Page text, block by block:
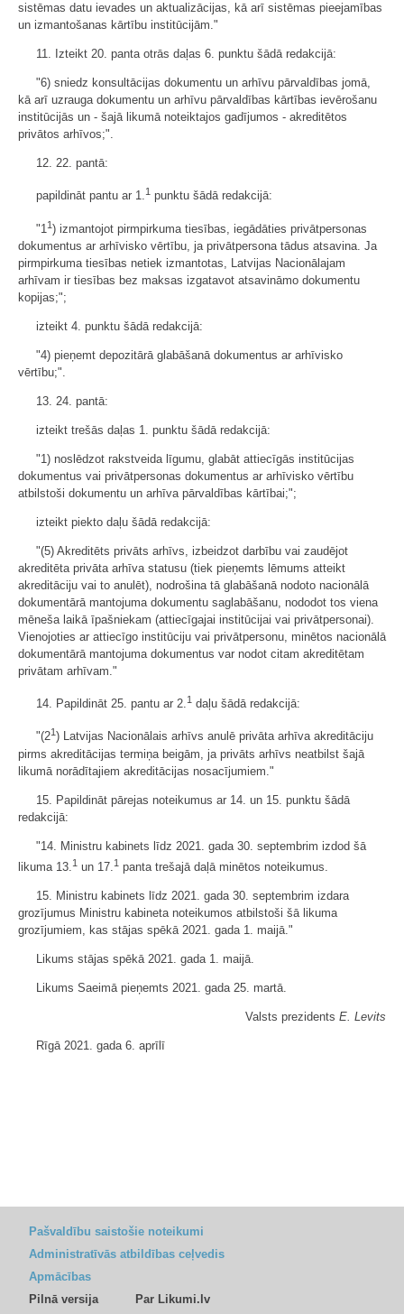
sistēmas datu ievades un aktualizācijas, kā arī sistēmas pieejamības
un izmantošanas kārtību institūcijām."
11. Izteikt 20. panta otrās daļas 6. punktu šādā redakcijā:
"6) sniedz konsultācijas dokumentu un arhīvu pārvaldības jomā,
kā arī uzrauga dokumentu un arhīvu pārvaldības kārtības ievērošanu
institūcijās un - šajā likumā noteiktajos gadījumos - akreditētos
privātos arhīvos;".
12. 22. pantā:
papildināt pantu ar 1.1 punktu šādā redakcijā:
"1 1) izmantojot pirmpirkuma tiesības, iegādāties privātpersonas
dokumentus ar arhīvisko vērtību, ja privātpersona tādus atsavina. Ja
pirmpirkuma tiesības netiek izmantotas, Latvijas Nacionālajam
arhīvam ir tiesības bez maksas izgatavot atsavināmo dokumentu
kopijas;";
izteikt 4. punktu šādā redakcijā:
"4) pieņemt depozitārā glabāšanā dokumentus ar arhīvisko
vērtību;".
13. 24. pantā:
izteikt trešās daļas 1. punktu šādā redakcijā:
"1) noslēdzot rakstveida līgumu, glabāt attiecīgās institūcijas
dokumentus vai privātpersonas dokumentus ar arhīvisko vērtību
atbilstoši dokumentu un arhīva pārvaldības kārtībai;";
izteikt piekto daļu šādā redakcijā:
"(5) Akreditēts privāts arhīvs, izbeidzot darbību vai zaudējot
akreditēta privāta arhīva statusu (tiek pieņemts lēmums atteikt
akreditāciju vai to anulēt), nodrošina tā glabāšanā nodoto nacionālā
dokumentārā mantojuma dokumentu saglabāšanu, nododot tos viena
mēneša laikā īpašniekam (attiecīgajai institūcijai vai privātpersonai).
Vienojoties ar attiecīgo institūciju vai privātpersonu, minētos nacionālā
dokumentārā mantojuma dokumentus var nodot citam akreditētam
privātam arhīvam."
14. Papildināt 25. pantu ar 2.1 daļu šādā redakcijā:
"(21 ) Latvijas Nacionālais arhīvs anulē privāta arhīva akreditāciju
pirms akreditācijas termiņa beigām, ja privāts arhīvs neatbilst šajā
likumā norādītajiem akreditācijas nosacījumiem."
15. Papildināt pārejas noteikumus ar 14. un 15. punktu šādā
redakcijā:
"14. Ministru kabinets līdz 2021. gada 30. septembrim izdod šā
likuma 13. 1 un 17. 1 panta trešajā daļā minētos noteikumus.
15. Ministru kabinets līdz 2021. gada 30. septembrim izdara
grozījumus Ministru kabineta noteikumos atbilstoši šā likuma
grozījumiem, kas stājas spēkā 2021. gada 1. maijā."
Likums stājas spēkā 2021. gada 1. maijā.
Likums Saeimā pieņemts 2021. gada 25. martā.
Valsts prezidents E. Levits
Rīgā 2021. gada 6. aprīlī
Pašvaldību saistošie noteikumi
Administratīvās atbildības ceļvedis
Apmācības
Pilnā versija
Par Likumi.lv